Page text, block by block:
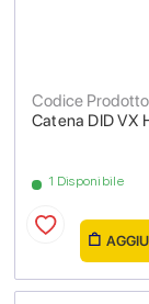
Catena DID VX
Codice
1 Disponibile